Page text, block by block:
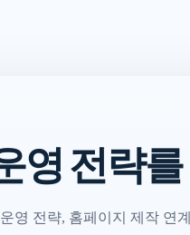
영 전략
영 전략, 홈페이지 제작 연